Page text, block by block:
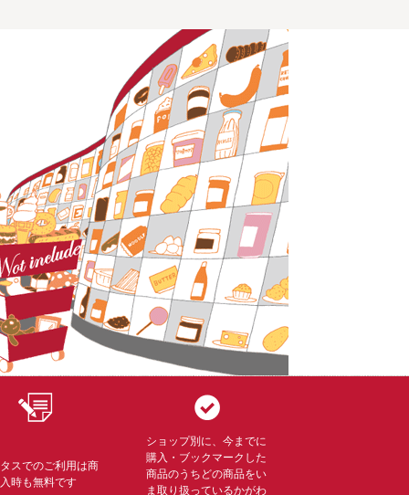
スでのご利用は商
時も無料です
ショップ別に、今までに
購入・ブックマークした
商品のうちどの商品をい
ま取り扱っているかがわ